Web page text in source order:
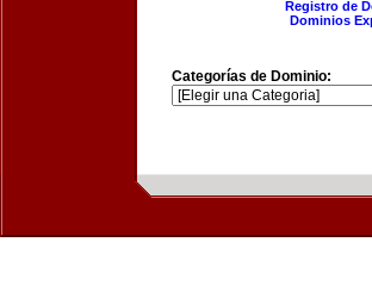
Registro de
Dominios
Categorías de Dominio: